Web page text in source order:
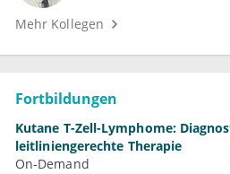
Mehr Kollegen
Fortbildungen
Kutane T-Zell-Lymphome:
leitliniengerechte Therapie
On-Demand